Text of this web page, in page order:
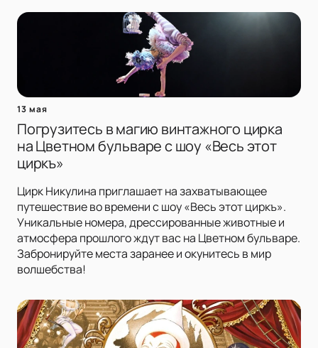
13 мая
Погрузитесь в магию винтажного цирка
на Цветном бульваре с шоу «Весь этот
циркъ»
Цирк Никулина приглашает на захватывающее
путешествие во времени с шоу «Весь этот циркъ».
Уникальные номера, дрессированные животные и
атмосфера прошлого ждут вас на Цветном бульваре.
Забронируйте места заранее и окунитесь в мир
волшебства!